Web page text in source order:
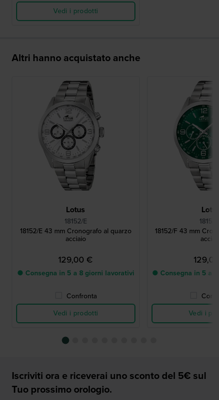
Vedi i prodotti
Altri hanno acquistato anche
Lotus
18152/E
18152/E 43 mm Cronografo al quarzo
acciaio
129,00 €
● Consegna in 5 a 8 giorni lavorativi
Confronta
Vedi i prodotti
18152/F 43 mm
● Consegna in 5 a
Vedi i
Iscriviti ora e riceverai uno sconto del 5€ sul
Tuo prossimo orologio.